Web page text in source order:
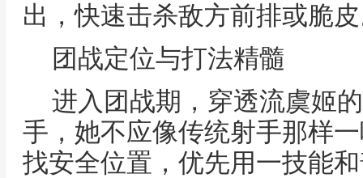
出，快速击杀敌方前排或脆
团战定位与打法精髓
进入团战期，穿透流虞姬
手，她不应像传统射手那样
找安全位置，优先用一技能